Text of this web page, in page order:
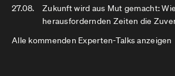
27.08.
Zukunft wird aus Mut gemacht:
herausfordernden Zeiten die
Alle kommenden Experten-Talks anzeigen